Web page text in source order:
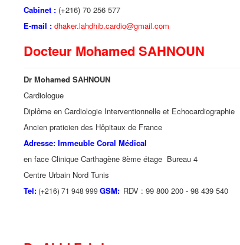
Cabinet : (+216) 70 256 577
E-mail : dhaker.lahdhib.cardio@gmail.com
Docteur Mohamed SAHNOUN
Dr Mohamed SAHNOUN
Cardiologue
Diplôme en Cardiologie Interventionnelle et Echocardiographie
Ancien praticien des Hôpitaux de France
Adresse: Immeuble Coral Médical
en face Clinique Carthagène 8ème étage Bureau 4
Centre Urbain Nord Tunis
Tel: (+216) 71 948 999GSM: RDV : 99 800 200 - 98 439 540